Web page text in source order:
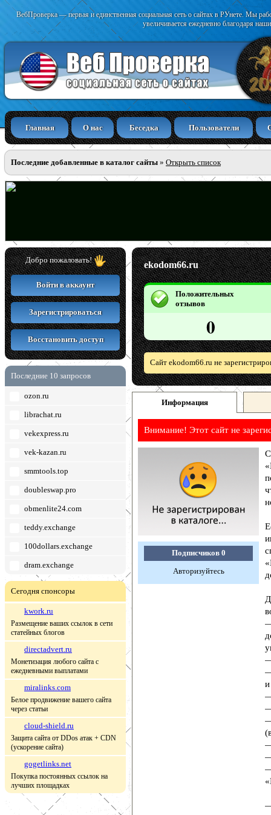
ВебПроверка — первая и единственная социальная сеть о сайтах в РУнете. Мы
увеличивается ежедневно благодаря
Главная О нас Беседка Пользователи
Последние добавленные в каталог сайты » Открыть список
Добро пожаловать!
Войти в аккаунт
Зарегистрироваться
Восстановить доступ
Последние 10 запросов
ozon.ru
librachat.ru
vekexpress.ru
vek-kazan.ru
smmtools.top
doubleswap.pro
obmenlite24.com
teddy.exchange
100dollars.exchange
dram.exchange
Сегодня спонсоры
kwork.ru
Размещение ваших ссылок в сети
статейных блогов
directadvert.ru
Монетизация любого сайта с
ежедневными выплатами
miralinks.com
Белое продвижение вашего сайта
через статьи
cloud-shield.ru
Защита сайта от DDos атак + CDN
(ускорение сайта)
gogetlinks.net
Покупка постоянных ссылок на
лучших площадках
ekodom66.ru
Положительных
отзывов
0
Сайт ekodom66.ru не
Информация
Внимание! Этот сайт не
Подписчиков 0
Авторизуйтесь